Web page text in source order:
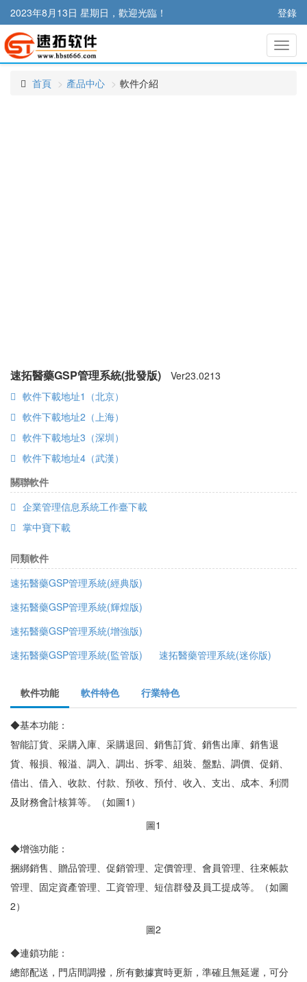
2023年8月13日 星期日，歡迎光臨！ 登錄
切
換
首頁 產品中心 軟件介紹
速拓醫藥GSP管理系統(批發版) Ver23.0213
軟件下載地址1（北京）
軟件下載地址2（上海）
軟件下載地址3（深圳）
軟件下載地址4（武漢）
關聯軟件
企業管理信息系統工作臺下載
掌中寶下載
同類軟件
速拓醫藥GSP管理系統(經典版)
速拓醫藥GSP管理系統(輝煌版)
速拓醫藥GSP管理系統(增強版)
速拓醫藥GSP管理系統(監管版)
速拓醫藥管理系統(迷你版)
軟件功能 軟件特色 行業特色
◆基本功能：
智能訂貨、采購入庫、采購退回、銷售訂貨、銷售出庫、銷售退
貨、報損、報溢、調入、調出、拆零、組裝、盤點、調價、促銷、
借出、借入、收款、付款、預收、預付、收入、支出、成本、利潤
及財務會計核算等。（如圖1）
圖1
◆增強功能：
捆綁銷售、贈品管理、促銷管理、定價管理、會員管理、往來帳款
管理、固定資產管理、工資管理、短信群發及員工提成等。（如圖
2）
圖2
◆連鎖功能：
總部配送，門店間調撥，所有數據實時更新，準確且無延遲，可分